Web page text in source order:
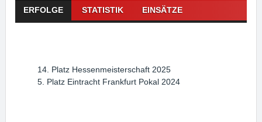
ERFOLGE STATISTIK EINSÄTZE
14. Platz Hessenmeisterschaft 2025
5. Platz Eintracht Frankfurt Pokal 2024